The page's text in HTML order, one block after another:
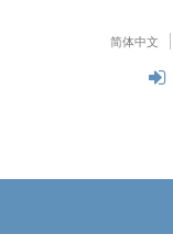
简体中文